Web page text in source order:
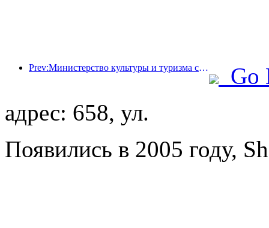
Prev:Министерство культуры и туризма сообщило, что в 2025 году 16 994 достопримечательности категории А посетили 7,51 миллиарда человек, что принесло доход от туризма в размере 554,49 миллиарда юаней.
Go
адрес: 658, ул.
Появились в 2005 году,